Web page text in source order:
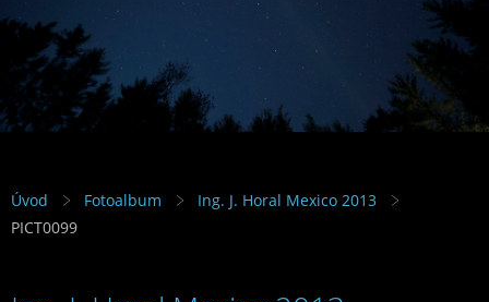
Úvod Fotoalbum
Ing. J. Horal Mexico 2013
PICT0099